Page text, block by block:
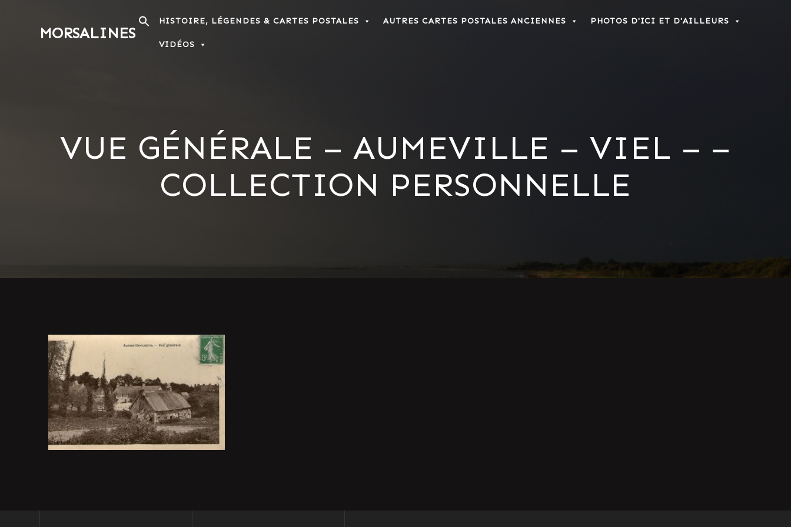
MORSALINES
HISTOIRE, LÉGENDES & CARTES POSTALES AUTRES CARTES POSTALES ANCIENNES PHOTOS D'ICI ET D'AILLEURS
VIDÉOS
VUE GÉNÉRALE – AUMEVILLE – VIEL – –
COLLECTION PERSONNELLE